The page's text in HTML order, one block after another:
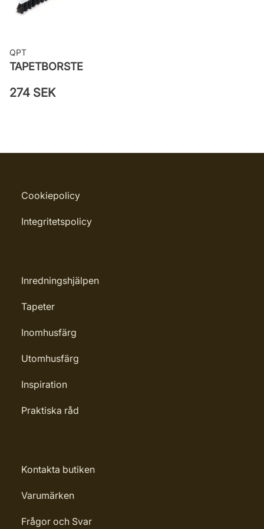
QPT
TAPETBORSTE
274 SEK
Cookiepolicy
Integritetspolicy
Inredningshjälpen
Tapeter
Inomhusfärg
Utomhusfärg
Inspiration
Praktiska råd
Kontakta butiken
Varumärken
Frågor och Svar